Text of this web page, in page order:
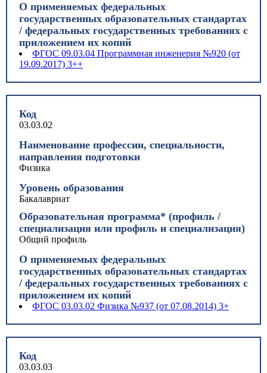
О применяемых федеральных
государственных образовательных стандартах
/ федеральных государственных требованиях с
приложением их копий
ФГОС 09.03.04 Программная инженерия №920 (от
19.09.2017) 3++
Код
03.03.02
Наименование профессии, специальности,
направления подготовки
Физика
Уровень образования
Бакалавриат
Образовательная программа* (профиль /
специализация или профиль и специализация)
Общий профиль
О применяемых федеральных
государственных образовательных стандартах
/ федеральных государственных требованиях с
приложением их копий
ФГОС 03.03.02 Физика №937 (от 07.08.2014) 3+
Код
03.03.03